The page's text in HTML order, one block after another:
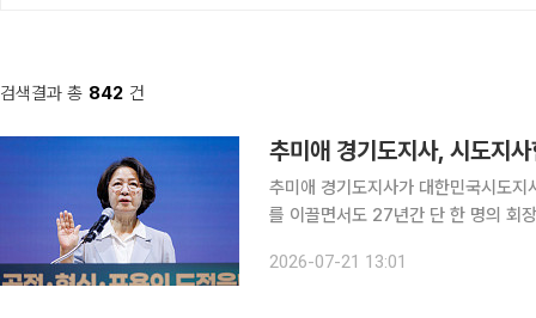
검색결과 총 842 건
추미애 경기도지사가 대한민국시도지사협의회
를 이끌면서도 27년간 단 한 명의 회
론 전국 지방정부를 대표해 목소리를
2026-07-21 13:01